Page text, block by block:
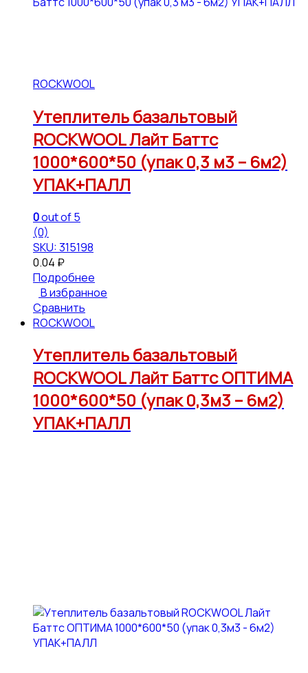
ROCKWOOL
Утеплитель базальтовый
ROCKWOOL Лайт Баттс
1000*600*50 (упак 0,3 м3 – 6м2)
УПАК+ПАЛЛ
0out of 5
(0)
SKU: 315198
0.04 ₽
Подробнее
В избранное
Сравнить
ROCKWOOL
Утеплитель базальтовый
ROCKWOOL Лайт Баттс ОПТИМА
1000*600*50 (упак 0,3м3 – 6м2)
УПАК+ПАЛЛ